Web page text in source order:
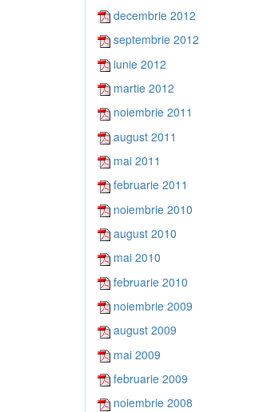
decembrie 2012
septembrie 2012
iunie 2012
martie 2012
noiembrie 2011
august 2011
mai 2011
februarie 2011
noiembrie 2010
august 2010
mai 2010
februarie 2010
noiembrie 2009
august 2009
mai 2009
februarie 2009
noiembrie 2008